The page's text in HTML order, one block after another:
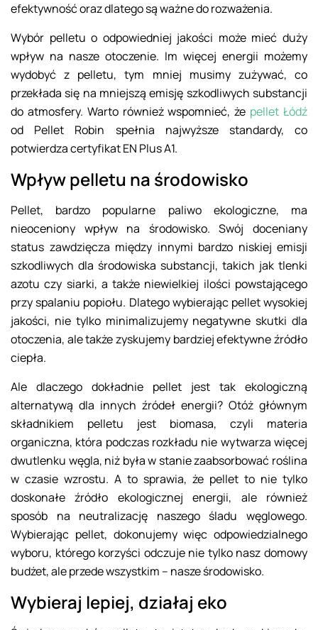
efektywność oraz dlatego są ważne do rozważenia.
Wybór pelletu o odpowiedniej jakości może mieć duży
wpływ na nasze otoczenie. Im więcej energii możemy
wydobyć z pelletu, tym mniej musimy zużywać, co
przekłada się na mniejszą emisję szkodliwych substancji
do atmosfery. Warto również wspomnieć, że pellet Łódź
od Pellet Robin spełnia najwyższe standardy, co
potwierdza certyfikat EN Plus A1.
Wpływ pelletu na środowisko
Pellet, bardzo popularne paliwo ekologiczne, ma
nieoceniony wpływ na środowisko. Swój doceniany
status zawdzięcza między innymi bardzo niskiej emisji
szkodliwych dla środowiska substancji, takich jak tlenki
azotu czy siarki, a także niewielkiej ilości powstającego
przy spalaniu popiołu. Dlatego wybierając pellet wysokiej
jakości, nie tylko minimalizujemy negatywne skutki dla
otoczenia, ale także zyskujemy bardziej efektywne źródło
ciepła.
Ale dlaczego dokładnie pellet jest tak ekologiczną
alternatywą dla innych źródeł energii? Otóż głównym
składnikiem pelletu jest biomasa, czyli materia
organiczna, która podczas rozkładu nie wytwarza więcej
dwutlenku węgla, niż była w stanie zaabsorbować roślina
w czasie wzrostu. A to sprawia, że pellet to nie tylko
doskonałe źródło ekologicznej energii, ale również
sposób na neutralizację naszego śladu węglowego.
Wybierając pellet, dokonujemy więc odpowiedzialnego
wyboru, którego korzyści odczuje nie tylko nasz domowy
budżet, ale przede wszystkim – nasze środowisko.
Wybieraj lepiej, działaj eko